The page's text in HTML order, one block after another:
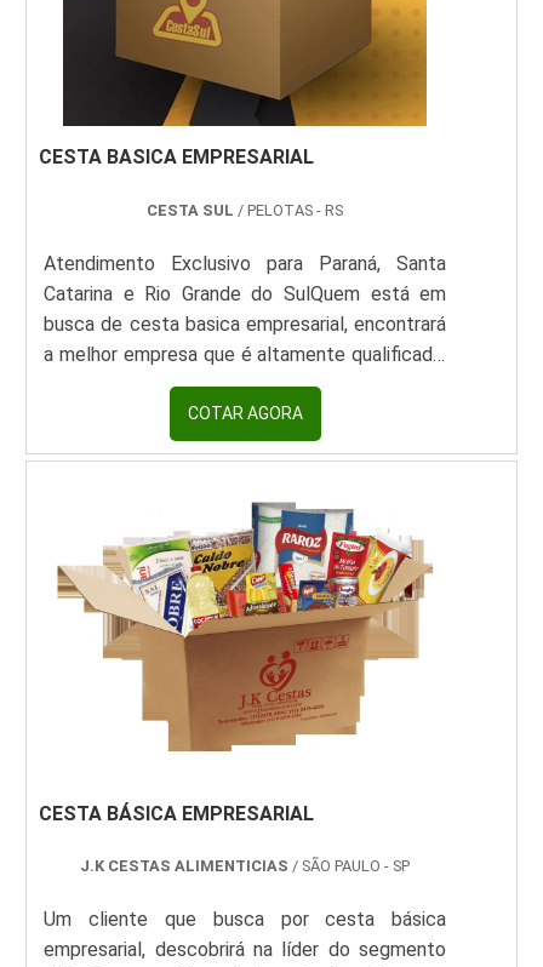
CESTA BASICA EMPRESARIAL
CESTA SUL / PELOTAS - RS
Atendimento Exclusivo para Paraná, Santa
Catarina e Rio Grande do SulQuem está em
busca de cesta basica empresarial, encontrará
a melhor empresa que é altamente qualificada.
Recebendo uma cotação no portal Soluções
Industriais e descobrindo a maior referência no
mercado em seu próprio segmento.É
sempre ser adquirido com empresas
especializadas no segmento. Esse tipo de
cuidado é fundamental para ali...
COTAR AGORA
CESTA BÁSICA EMPRESARIAL
J.K CESTAS ALIMENTICIAS/ SÃO PAULO - SP
Um cliente que busca por cesta básica
empresarial, descobrirá na líder do segmento